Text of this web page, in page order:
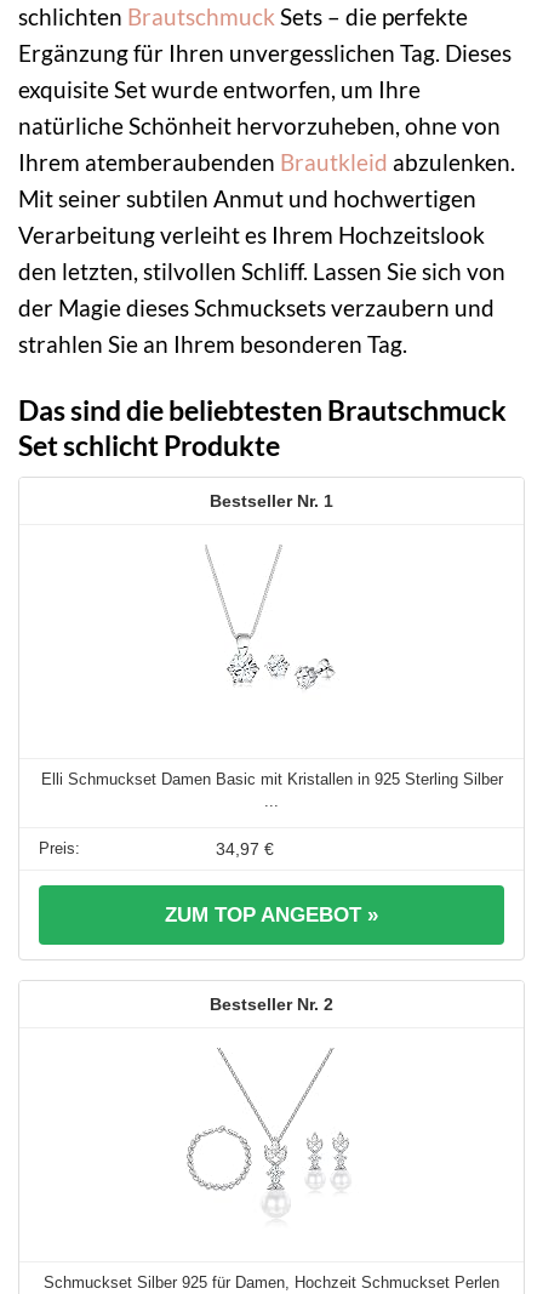
schlichten Brautschmuck Sets – die perfekte
Ergänzung für Ihren unvergesslichen Tag. Dieses
exquisite Set wurde entworfen, um Ihre
natürliche Schönheit hervorzuheben, ohne von
Ihrem atemberaubenden Brautkleid abzulenken.
Mit seiner subtilen Anmut und hochwertigen
Verarbeitung verleiht es Ihrem Hochzeitslook
den letzten, stilvollen Schliff. Lassen Sie sich von
der Magie dieses Schmucksets verzaubern und
strahlen Sie an Ihrem besonderen Tag.
Das sind die beliebtesten Brautschmuck
Set schlicht Produkte
1
Elli Schmuckset Damen Basic mit Kristallen in 925 Sterling Silber
...
34,97 €
ZUM TOP ANGEBOT »
2
Schmuckset Silber 925 für Damen, Hochzeit Schmuckset Perlen